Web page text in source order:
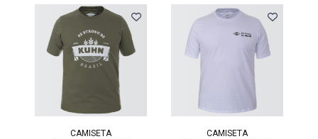
CAMISETA
CAMISETA